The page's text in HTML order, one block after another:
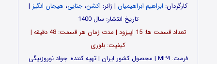
کارگردان: ابراهیم ابراهیمیان | ژانر: اکشن، جنایی، هیجان انگیز |
تاریخ انتشار: سال 1400
تعداد قسمت ها: 15 اپیزود | مدت زمان هر قسمت: 48 دقیقه |
کیفیت: بلوری
فرمت: MP4 | محصول کشور ایران | تهیه کننده: جواد نوروزبیگی